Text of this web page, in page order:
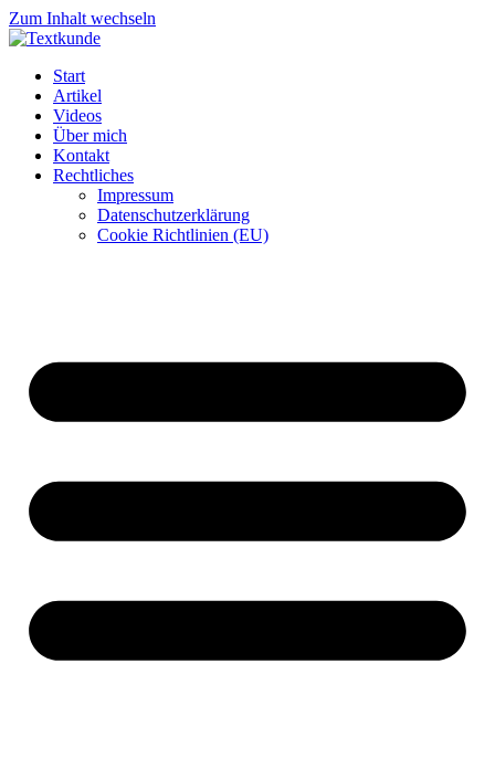
Zum Inhalt wechseln
Start
Artikel
Videos
Über mich
Kontakt
Rechtliches
Impressum
Datenschutzerklärung
Cookie Richtlinien (EU)